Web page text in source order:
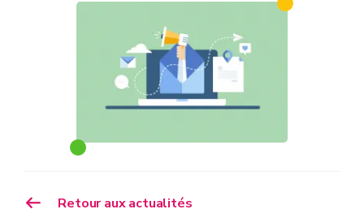
Retour aux actualités